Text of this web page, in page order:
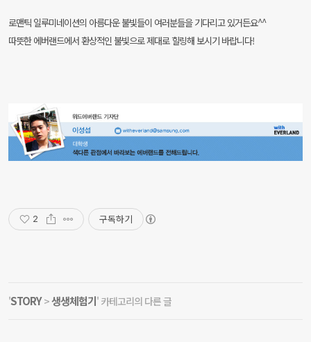
로맨틱 일루미네이션의 아름다운 불빛들이 여러분들을 기다리고 있거든요^^
따뜻한 에버랜드에서 환상적인 불빛으로 제대로 힐링해 보시기 바랍니다!
2 구독하기
'STORY>생생체험기' 카테고리의 다른 글